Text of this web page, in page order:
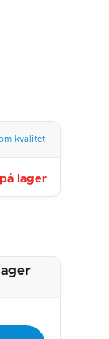
kvalitet
på lager